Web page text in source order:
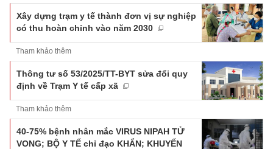
Xây dựng trạm y tế thành đơn vị sự nghiệp
có thu hoàn chỉnh vào năm 2030
Tham khảo thêm
Thông tư số 53/2025/TT-BYT sửa đổi quy
định về Trạm Y tế cấp xã
Tham khảo thêm
40-75% bệnh nhân mắc VIRUS NIPAH TỬ
VONG; BỘ Y TẾ chỉ đạo KHẨN; KHUYẾN